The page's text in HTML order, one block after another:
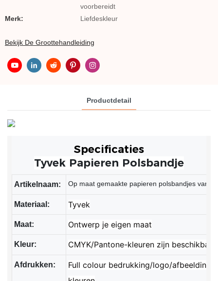
voorbereidt
Merk:
Liefdeskleur
Bekijk De Groottehandleiding
Productdetail
Specificaties
Tyvek Papieren Polsbandje
Artikelnaam: Op maat gemaakte papieren polsbandjes van
Materiaal: Tyvek
Maat: Ontwerp je eigen maat
Kleur: CMYK/Pantone-kleuren zijn beschikbaar
Afdrukken:
Full colour bedrukking/logo/